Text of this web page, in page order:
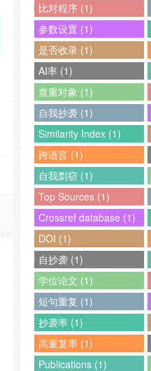
比对程序 (1)
参数设置 (1)
是否收录 (1)
AI率 (1)
查重对象 (1)
自我抄袭 (1)
Similarity Index (1)
跨语言 (1)
自我剽窃 (1)
Top Sources (1)
Crossref database (1)
DOI (1)
自抄袭 (1)
学位论文 (1)
短句重复 (1)
抄袭率 (1)
高重复率 (1)
Publications (1)